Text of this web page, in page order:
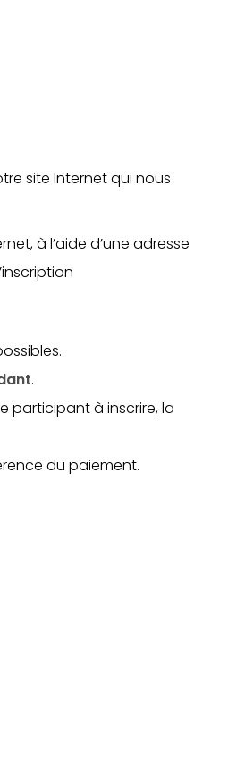
site Internet qui nous
à l’aide d’une adresse
.
participant à inscrire, la
du paiement.